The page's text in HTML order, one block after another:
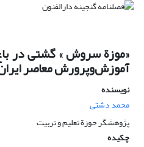
«موزة سروش » گشتی در
آموزش‌وپرورش معاصر
نویسنده
محمد دشتی
پژوهشگر حوزة تعلیم و تربیت
چکیده